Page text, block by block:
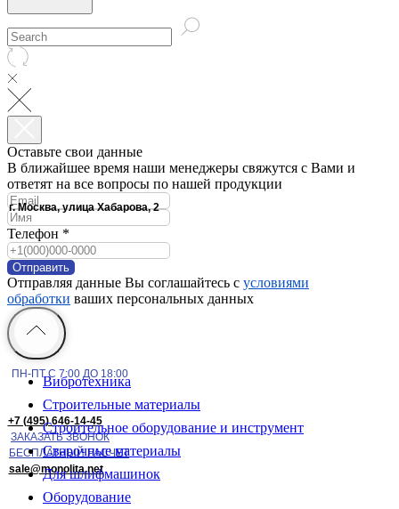
г. Москва, улица Хабарова, 2
Обратный звонок
ПН-ПТ С 7:00 ДО 18:00
+7 (495) 646-14-45
ЗАКАЗАТЬ ЗВОНОК
БЕСПЛАТНЫЙ РАСЧЕТ
sale@monolita.net
Оставьте свои данные
В ближайшее время наши менеджеры свяжутся с Вами и
ответят на все вопросы по нашей продукции
Телефон *
Отправить
Отправляя данные Вы соглашайтесь с условиями
обработки ваших персональных данных
Вибротехника
Строительные материалы
Строительное оборудование и инструмент
Сварочные материалы
Для шлифмашинок
Оборудование